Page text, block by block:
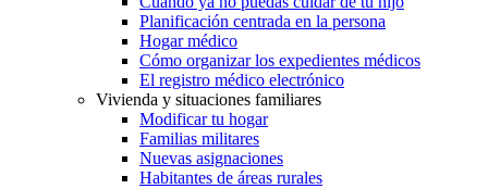
Planificación centrada en la persona
Hogar médico
Cómo organizar los expedientes médicos
El registro médico electrónico
Vivienda y situaciones familiares
Modificar tu hogar
Familias militares
Nuevas asignaciones
Habitantes de áreas rurales